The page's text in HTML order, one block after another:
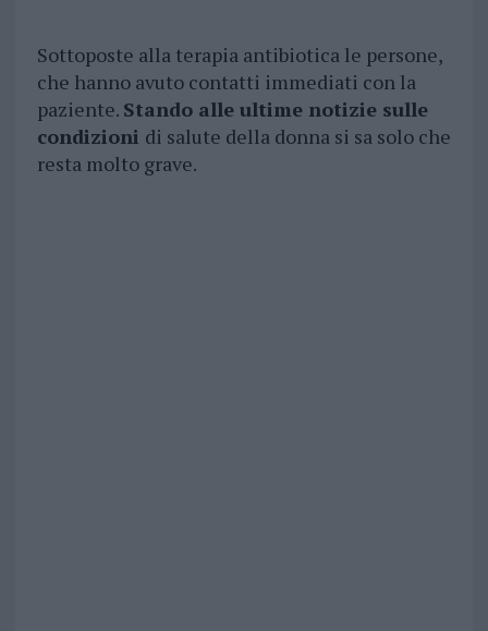
Sottoposte alla terapia antibiotica le persone,
che hanno avuto contatti immediati con la
paziente. Stando alle ultime notizie sulle
condizioni di salute della donna si sa solo che
resta molto grave.